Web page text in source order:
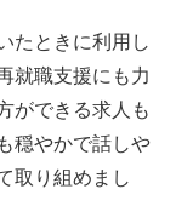
たときに利用し
就職支援にも力
ができる求人も
穏やかで話しや
取り組めまし